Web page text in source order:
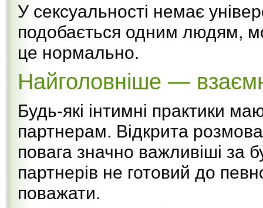
У сексуальності немає
подобається одним людям,
це нормально.
Найголовніше —
Будь-які інтимні практики
партнерам. Відкрита
повага значно важливіші за
партнерів не готовий до
поважати.